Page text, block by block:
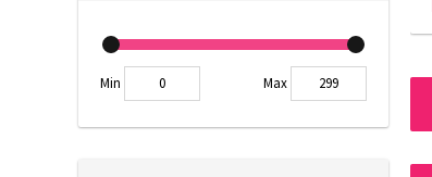
Min Max